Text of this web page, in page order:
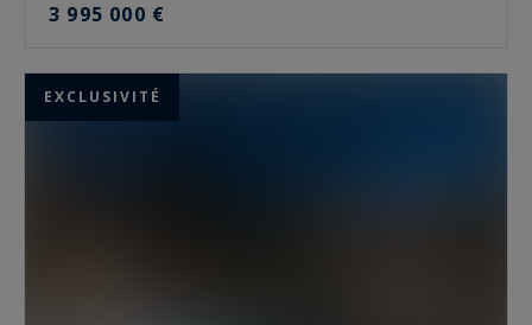
3 995 000 €
EXCLUSIVITÉ